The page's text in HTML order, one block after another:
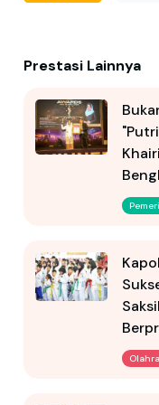
Prestasi Lainnya